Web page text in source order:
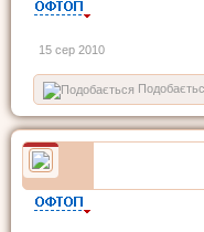
15 сер 2010